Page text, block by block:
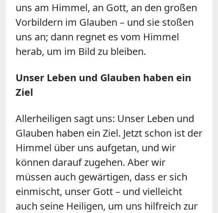
uns am Himmel, an Gott, an den großen
Vorbildern im Glauben – und sie stoßen
uns an; dann regnet es vom Himmel
herab, um im Bild zu bleiben.
Unser Leben und Glau­ben haben ein
Ziel
Allerheiligen sagt uns: Unser Leben und
Glau­ben haben ein Ziel. Jetzt schon ist der
Himmel über uns aufgetan, und wir
können darauf zugehen. Aber wir
müssen auch gewärtigen, dass er sich
einmischt, unser Gott – und vielleicht
auch seine Heiligen, um uns hilfreich zur